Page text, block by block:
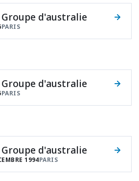
d'australie
PARIS
d'australie
PARIS
d'australie
1994PARIS